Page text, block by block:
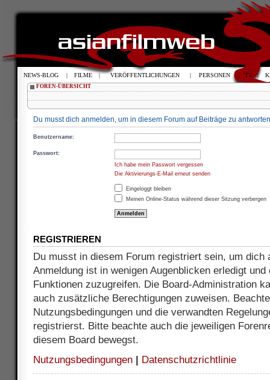
FOREN-ÜBERSICHT
Du musst dich anmelden, um in diesem Forum auf Beiträge zu
Benutzername:
Passwort:
Ich habe mein Passwort vergessen
Die Aktivierungs-E-Mail erneut senden
Eingeloggt bleiben
Meinen Online-Status während dieser Sitzung verbergen
REGISTRIEREN
Du musst in diesem Forum registriert sein, um dich
Anmeldung ist in wenigen Augenblicken erledigt
Funktionen zuzugreifen. Die Board-Administration
auch zusätzliche Berechtigungen zuweisen.
Nutzungsbedingungen und die verwandten
registrierst. Bitte beachte auch die jeweiligen
diesem Board bewegst.
Nutzungsbedingungen
Datenschutzrichtlinie
NEWS-BLOG | FILME | VERÖFFENTLICHUNGEN | PERSONEN | TV |